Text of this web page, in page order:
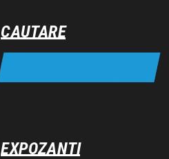
CAUTARE
EXPOZANTI